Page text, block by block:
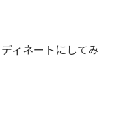
ィネートにしてみ